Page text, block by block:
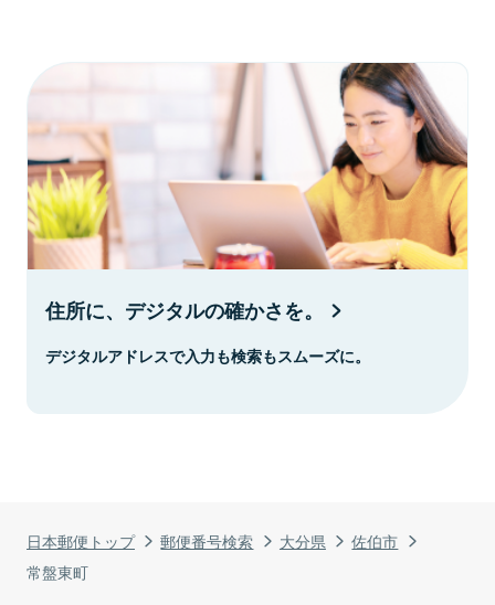
日本郵便トップ 郵便番号検索 大分県
佐伯市
常盤東町
住所に、デジタルの確かさを。
デジタルアドレスで入力も検索もスムーズに。